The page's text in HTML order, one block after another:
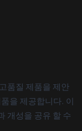
품질 제품을 제안
을 제공합니다. 이
개성을 공유 할 수